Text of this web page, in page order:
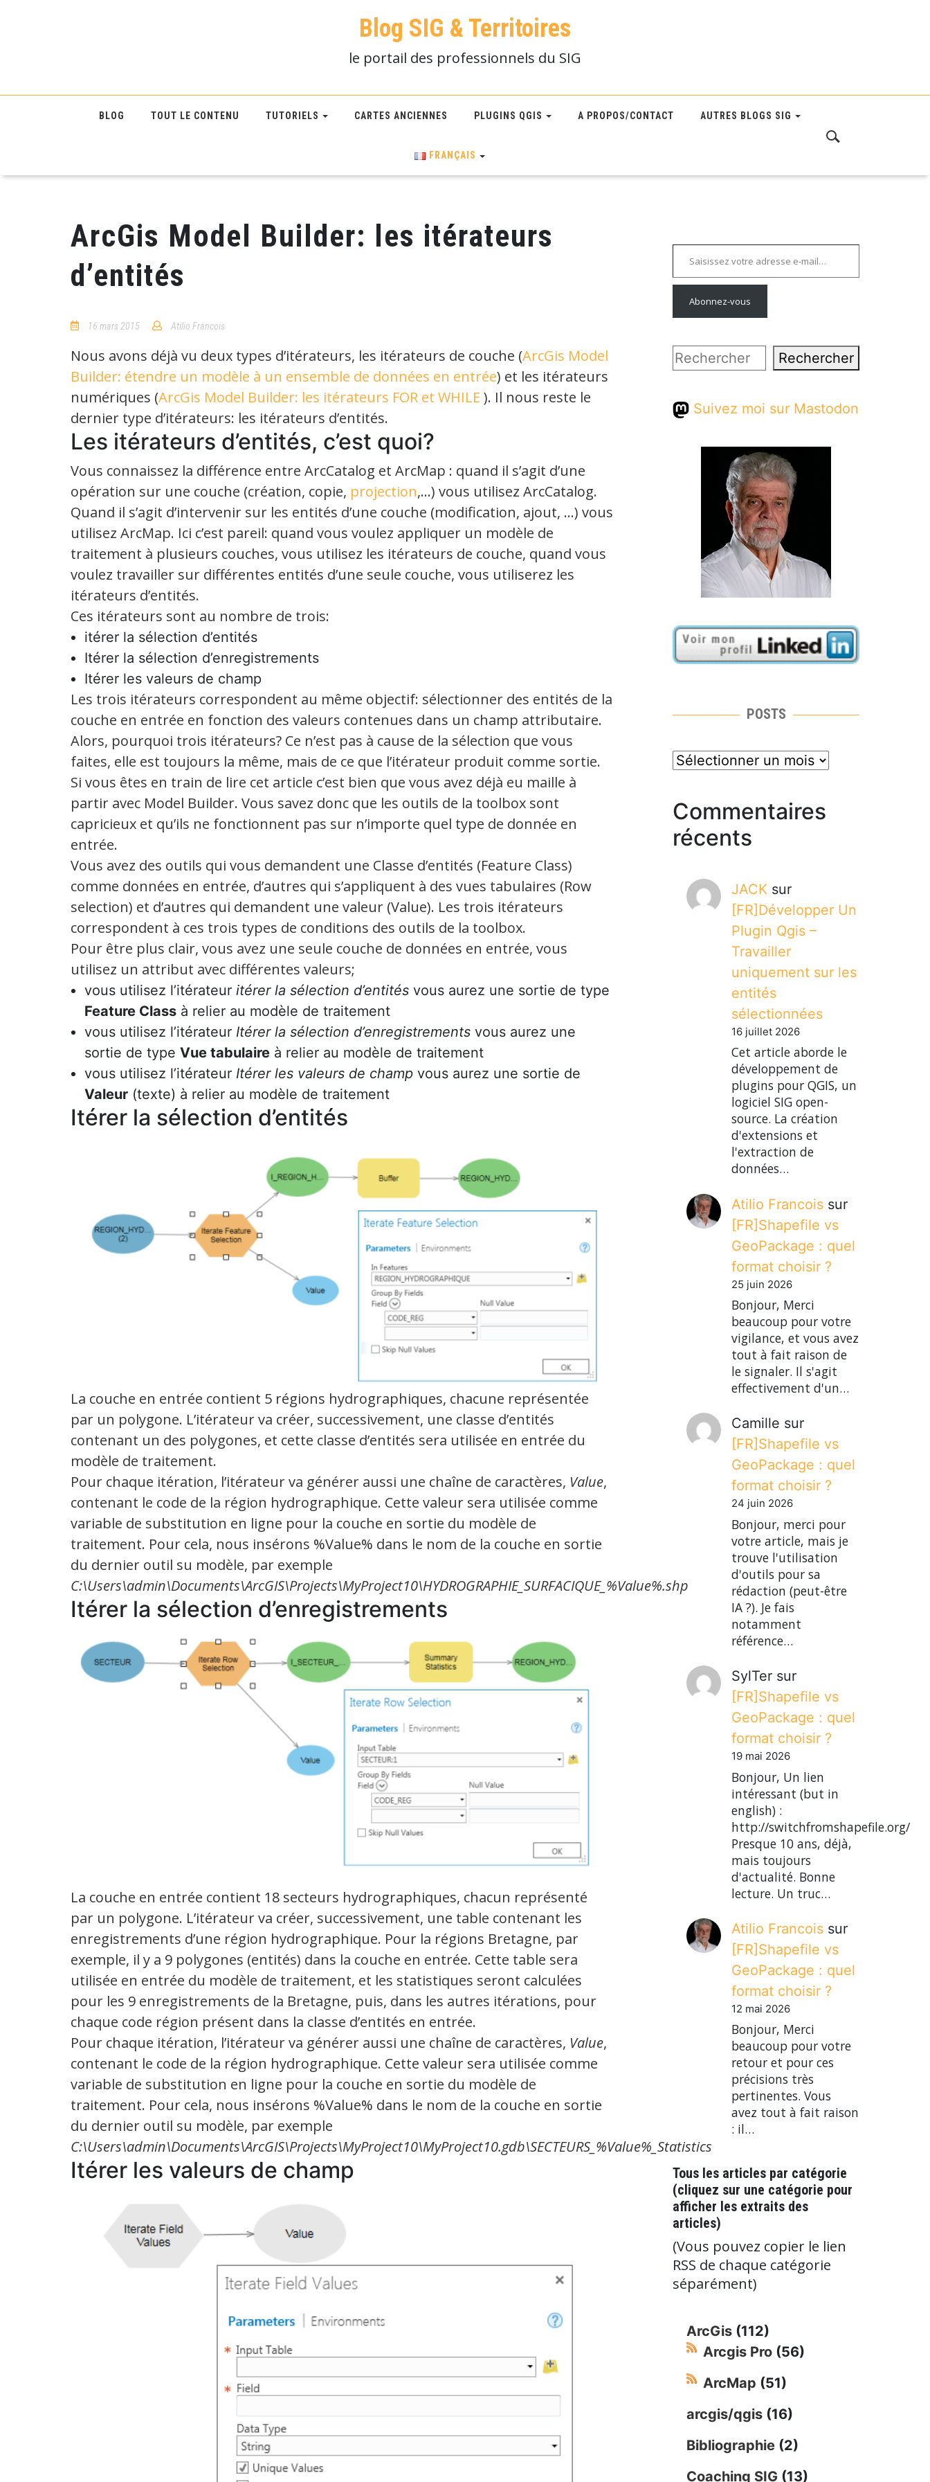
Blog SIG & Territoires
le portail des professionnels du SIG
BLOG TOUT LE CONTENU TUTORIELS CARTES ANCIENNES PLUGINS QGIS A PROPOS/CONTACT AUTRES BLOGS SIG
FRANÇAIS
ArcGis Model Builder: les itérateurs
d’entités
16 mars 2015 Atilio Francois
Nous avons déjà vu deux types d’itérateurs, les itérateurs de couche (ArcGis Model
Builder: étendre un modèle à un ensemble de données en entrée) et les itérateurs
numériques (ArcGis Model Builder: les itérateurs FOR et WHILE ). Il nous reste le
dernier type d’itérateurs: les itérateurs d’entités.
Les itérateurs d’entités, c’est quoi?
Vous connaissez la différence entre ArcCatalog et ArcMap : quand il s’agit d’une
opération sur une couche (création, copie, projection,…) vous utilisez ArcCatalog.
Quand il s’agit d’intervenir sur les entités d’une couche (modification, ajout, …) vous
utilisez ArcMap. Ici c’est pareil: quand vous voulez appliquer un modèle de
traitement à plusieurs couches, vous utilisez les itérateurs de couche, quand vous
voulez travailler sur différentes entités d’une seule couche, vous utiliserez les
itérateurs d’entités.
Ces itérateurs sont au nombre de trois:
itérer la sélection d’entités
Itérer la sélection d’enregistrements
Itérer les valeurs de champ
Les trois itérateurs correspondent au même objectif: sélectionner des entités de la
couche en entrée en fonction des valeurs contenues dans un champ attributaire.
Alors, pourquoi trois itérateurs? Ce n’est pas à cause de la sélection que vous
faites, elle est toujours la même, mais de ce que l’itérateur produit comme sortie.
Si vous êtes en train de lire cet article c’est bien que vous avez déjà eu maille à
partir avec Model Builder. Vous savez donc que les outils de la toolbox sont
capricieux et qu’ils ne fonctionnent pas sur n’importe quel type de donnée en
entrée.
Vous avez des outils qui vous demandent une Classe d’entités (Feature Class)
comme données en entrée, d’autres qui s’appliquent à des vues tabulaires (Row
selection) et d’autres qui demandent une valeur (Value). Les trois itérateurs
correspondent à ces trois types de conditions des outils de la toolbox.
Pour être plus clair, vous avez une seule couche de données en entrée, vous
utilisez un attribut avec différentes valeurs;
vous utilisez l’itérateur itérer la sélection d’entités vous aurez une sortie de type
Feature Class à relier au modèle de traitement
vous utilisez l’itérateur Itérer la sélection d’enregistrements vous aurez une
sortie de type Vue tabulaire à relier au modèle de traitement
vous utilisez l’itérateur Itérer les valeurs de champ vous aurez une sortie de
Valeur (texte) à relier au modèle de traitement
Itérer la sélection d’entités
La couche en entrée contient 5 régions hydrographiques, chacune représentée
par un polygone. L’itérateur va créer, successivement, une classe d’entités
contenant un des polygones, et cette classe d’entités sera utilisée en entrée du
modèle de traitement.
Pour chaque itération, l’itérateur va générer aussi une chaîne de caractères, Value,
contenant le code de la région hydrographique. Cette valeur sera utilisée comme
variable de substitution en ligne pour la couche en sortie du modèle de
traitement. Pour cela, nous insérons %Value% dans le nom de la couche en sortie
du dernier outil su modèle, par exemple
C:\Users\admin\Documents\ArcGIS\Projects\MyProject10\HYDROGRAPHIE_SURFACIQUE_%Value%.shp
Itérer la sélection d’enregistrements
La couche en entrée contient 18 secteurs hydrographiques, chacun représenté
par un polygone. L’itérateur va créer, successivement, une table contenant les
enregistrements d’une région hydrographique. Pour la régions Bretagne, par
exemple, il y a 9 polygones (entités) dans la couche en entrée. Cette table sera
utilisée en entrée du modèle de traitement, et les statistiques seront calculées
pour les 9 enregistrements de la Bretagne, puis, dans les autres itérations, pour
chaque code région présent dans la classe d’entités en entrée.
Pour chaque itération, l’itérateur va générer aussi une chaîne de caractères, Value,
contenant le code de la région hydrographique. Cette valeur sera utilisée comme
variable de substitution en ligne pour la couche en sortie du modèle de
traitement. Pour cela, nous insérons %Value% dans le nom de la couche en sortie
du dernier outil su modèle, par exemple
C:\Users\admin\Documents\ArcGIS\Projects\MyProject10\MyProject10.gdb\SECTEURS_%Value%_Statistics
Itérer les valeurs de champ
Saisissez votre adresse e-mail…
Abonnez-vous
Rechercher Rechercher
Suivez moi sur Mastodon
POSTS
posts
Commentaires
récents
JACK sur
[FR]Développer Un
Plugin Qgis –
Travailler
uniquement sur les
entités
sélectionnées
16 juillet 2026
Cet article aborde le
développement de
plugins pour QGIS, un
logiciel SIG open-
source. La création
d'extensions et
l'extraction de
données…
Atilio Francois sur
[FR]Shapefile vs
GeoPackage : quel
format choisir ?
25 juin 2026
Bonjour, Merci
beaucoup pour votre
vigilance, et vous avez
tout à fait raison de
le signaler. Il s'agit
effectivement d'un…
Camille sur
[FR]Shapefile vs
GeoPackage : quel
format choisir ?
24 juin 2026
Bonjour, merci pour
votre article, mais je
trouve l'utilisation
d'outils pour sa
rédaction (peut-être
IA ?). Je fais
notamment
référence…
SylTer sur
[FR]Shapefile vs
GeoPackage : quel
format choisir ?
19 mai 2026
Bonjour, Un lien
intéressant (but in
english) :
http://switchfromshapefile.org/
Presque 10 ans, déjà,
mais toujours
d'actualité. Bonne
lecture. Un truc…
Atilio Francois sur
[FR]Shapefile vs
GeoPackage : quel
format choisir ?
12 mai 2026
Bonjour, Merci
beaucoup pour votre
retour et pour ces
précisions très
pertinentes. Vous
avez tout à fait raison
: il…
Tous les articles par catégorie
(cliquez sur une catégorie pour
afficher les extraits des
articles)
(Vous pouvez copier le lien
RSS de chaque catégorie
séparément)
ArcGis (112)
Arcgis Pro (56)
ArcMap (51)
arcgis/qgis (16)
Bibliographie (2)
Coaching SIG (13)